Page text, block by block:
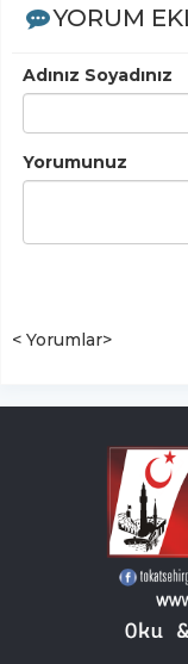
YORUM
Adınız Soyadınız
Yorumunuz
< Yorumlar>